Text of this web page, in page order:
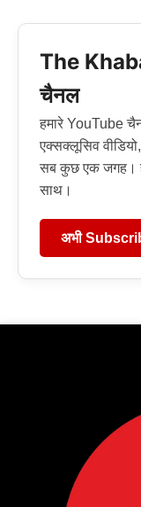
The
चैनल
हमारे YouTube
एक्सक्लूसिव
सब कुछ एक जगह।
साथ।
अभी